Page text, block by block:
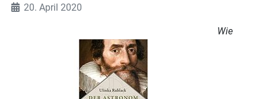
20. April 2020
Wie